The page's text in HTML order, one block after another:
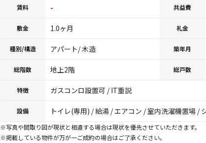
賃料 - 共益費
敷金 1.0ヶ月 礼金
種別/構造 アパート/ 木造 築年月
総階数 地上2階 総戸数
特徴 ガスコンロ設置可 / IT重説
設備 トイレ(専用) / 給湯 / エアコン / 室内洗濯機置場 /
※写真や間取り図が現状と相違する場合は現状を優先させていただきます。
※掲載している物件が万が一ご成約の場合はご了承ください。